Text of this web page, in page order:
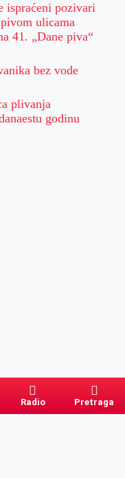
ispraćeni pozivari
ulicama
41. „Dane piva“
bez vode
plivanja
godinu
Radio Pretraga